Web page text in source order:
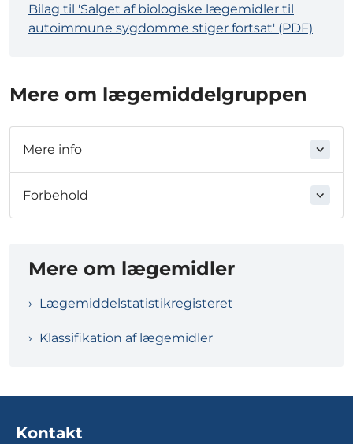
Bilag til 'Salget af biologiske lægemidler til
autoimmune sygdomme stiger fortsat' (PDF)
Mere om lægemiddelgruppen
Mere info
Forbehold
Mere om lægemidler
Lægemiddelstatistikregisteret
Klassifikation af lægemidler
Kontakt